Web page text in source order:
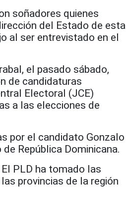
soñadores quienes
del Estado de esta
al ser entrevistado en el
el pasado sábado,
de candidaturas
Electoral (JCE)
a las elecciones de
por el candidato Gonzalo
República Dominicana.
PLD ha tomado las
provincias de la región